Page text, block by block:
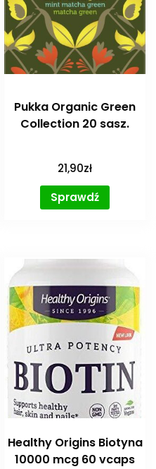
Pukka Organic Green
Collection 20 sasz.
21,90zł
Sprawdź
Healthy Origins Biotyna
10000 mcg 60 vcaps